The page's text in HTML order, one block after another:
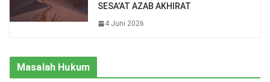
SESA’AT AZAB AKHIRAT
4 Juni 2026
Masalah Hukum